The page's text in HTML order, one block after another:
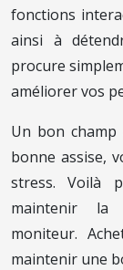
fonctions
ainsi à
procure
améliorer vos
Un bon
bonne assise,
stress. Voilà
maintenir
moniteur.
maintenir une